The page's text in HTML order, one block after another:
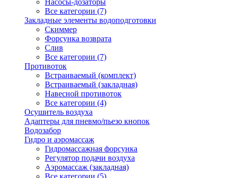
Насосы-дозаторы
Все категории (7)
Закладные элементы водоподготовки
Скиммер
Форсунка возврата
Слив
Все категории (7)
Противоток
Встраиваемый (комплект)
Встраиваемый (закладная)
Навесной противоток
Все категории (4)
Осушитель воздуха
Адаптеры для пневмо/пьезо кнопок
Водозабор
Гидро и аэромассаж
Гидромассажная форсунка
Регулятор подачи воздуха
Аэромассаж (закладная)
Все категории (5)